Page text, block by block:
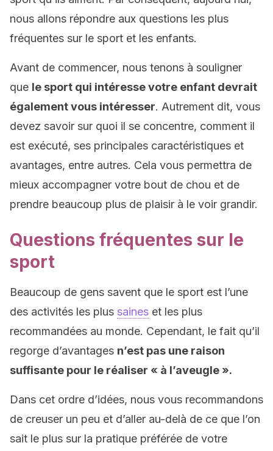
nous allons répondre aux questions les plus
fréquentes sur le sport et les enfants.
Avant de commencer, nous tenons à souligner
que le sport qui intéresse votre enfant devrait
également vous intéresser. Autrement dit, vous
devez savoir sur quoi il se concentre, comment il
est exécuté, ses principales caractéristiques et
avantages, entre autres. Cela vous permettra de
mieux accompagner votre bout de chou et de
prendre beaucoup plus de plaisir à le voir grandir.
Questions fréquentes sur le
sport
Beaucoup de gens savent que le sport est l’une
des activités les plus saines et les plus
recommandées au monde. Cependant, le fait qu’il
regorge d’avantages n’est pas une raison
suffisante pour le réaliser « à l’aveugle ».
Dans cet ordre d’idées, nous vous recommandons
de creuser un peu et d’aller au-delà de ce que l’on
sait le plus sur la pratique préférée de votre